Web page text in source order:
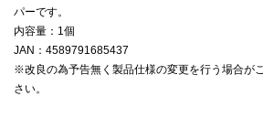
パーです。
内容量：1個
JAN：4589791685437
※改良の為予告無く製品仕様の変更を行う場合が
さい。